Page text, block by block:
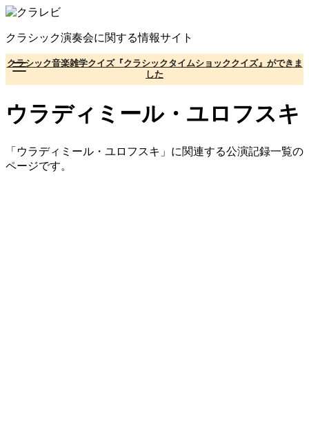
コ
テ
ン
ツ
へ
動
クラシック演奏会に関する情報サイト
クラシック音楽雑学クイズ『クラシックタイムショッククイズ』ができま
した
ウラディミール・ユロフスキ
「ウラディミール・ユロフスキ」に関連する公演記録一覧の
ページです。